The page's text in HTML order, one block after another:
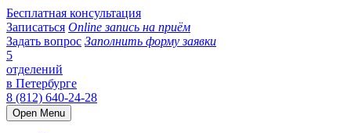
Бесплатная консультация
Записаться Online запись на приём
Задать вопрос Заполнить форму заявки
5
отделений
в Петербурге
8 (812) 640-24-28
Open Menu